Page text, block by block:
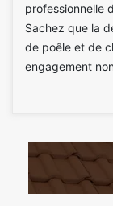
professionnelle
Sachez que la
de poêle et de
engagement